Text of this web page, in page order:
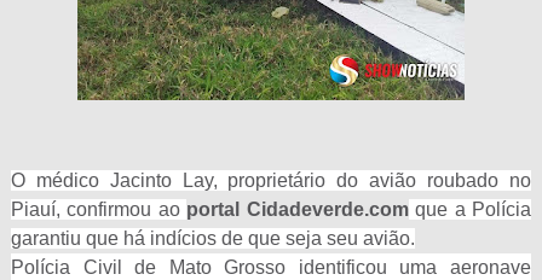
O médico Jacinto Lay, proprietário do avião roubado no
Piauí, confirmou ao portal Cidadeverde.com que a Polícia
garantiu que há indícios de que seja seu avião.
Polícia Civil de Mato Grosso identificou uma aeronave